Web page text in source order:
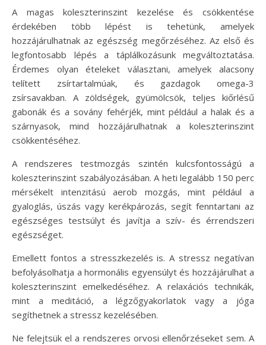
A magas koleszterinszint kezelése és csökkentése
érdekében több lépést is tehetünk, amelyek
hozzájárulhatnak az egészség megőrzéséhez. Az első és
legfontosabb lépés a táplálkozásunk megváltoztatása.
Érdemes olyan ételeket választani, amelyek alacsony
telített zsírtartalmúak, és gazdagok omega-3
zsírsavakban. A zöldségek, gyümölcsök, teljes kiőrlésű
gabonák és a sovány fehérjék, mint például a halak és a
szárnyasok, mind hozzájárulhatnak a koleszterinszint
csökkentéséhez.
A rendszeres testmozgás szintén kulcsfontosságú a
koleszterinszint szabályozásában. A heti legalább 150 perc
mérsékelt intenzitású aerob mozgás, mint például a
gyaloglás, úszás vagy kerékpározás, segít fenntartani az
egészséges testsúlyt és javítja a szív- és érrendszeri
egészséget.
Emellett fontos a stresszkezelés is. A stressz negatívan
befolyásolhatja a hormonális egyensúlyt és hozzájárulhat a
koleszterinszint emelkedéséhez. A relaxációs technikák,
mint a meditáció, a légzőgyakorlatok vagy a jóga
segíthetnek a stressz kezelésében.
Ne felejtsük el a rendszeres orvosi ellenőrzéseket sem. A